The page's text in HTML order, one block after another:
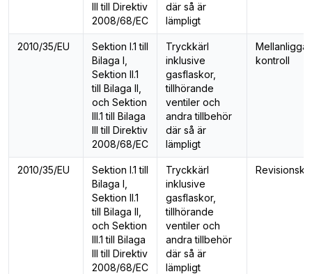
III till Direktiv
2008/68/EC
där så är
lämpligt
2010/35/EU
Sektion I.1 till
Bilaga I,
Sektion II.1
till Bilaga II,
och Sektion
III.1 till Bilaga
III till Direktiv
2008/68/EC
Tryckkärl
inklusive
gasflaskor,
tillhörande
ventiler och
andra tillbehör
där så är
lämpligt
kontroll
2010/35/EU
Sektion I.1 till
Bilaga I,
Sektion II.1
till Bilaga II,
och Sektion
III.1 till Bilaga
III till Direktiv
2008/68/EC
Tryckkärl
inklusive
gasflaskor,
tillhörande
ventiler och
andra tillbehör
där så är
lämpligt